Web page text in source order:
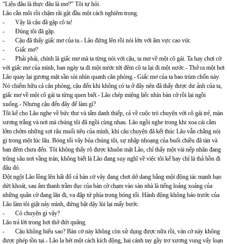
“Liệu đâu là thực đâu là mơ?” Tôi tự hỏi.
Lão cắn môi rồi chậm rãi gật đầu một cách nghiêm trọng.
- Vậy là cậu đã gặp cô ta!
- Đúng tôi đã gặp.
- Cậu đã thấy giấc mơ của ta.- Lão đứng lên rồi nói lớn với âm vực cao vút.
- Giấc mơ?
- Phải phải, chính là giấc mơ mà ta từng nói với cậu, ta mơ về một cô gái. Ta hay chơi cờ
với giấc mơ của mình, ban ngày ta đi một nước tới đêm cô ta lại đi một nước.- Thở ra một hơi
Lão quay lại gương mặt sần sùi nhìn quanh căn phòng.- Giấc mơ của ta bao trùm chốn này.
Nó chiếm hữu cả căn phòng, cậu đến khi không có ta ở đây nên đã thấy được dư ảnh của ta,
giấc mơ về một cô gái ta từng quen biết.- Lão chép miệng liếc nhìn bàn cờ rồi lại ngồi
xuống.- Nhưng cậu đến đây để làm gì?
Tôi kể cho Lão nghe về bức thư và tấm danh thiếp, cả về cuộc trò chuyện với cô gái trẻ, màn
sương trắng và nơi mà chúng tôi đã ngồi cùng nhau. Lão ngồi nghe trong khi xoa cái cằm
lởm chởm những sợi râu muối tiêu của mình, khi câu chuyện đã kết thúc Lão vẫn chẳng nói
gì trong một lúc lâu. Bóng tối vây bủa chúng tôi, sự nhập nhoạng của buổi chiều đã tàn và
ban đêm chưa đến. Tôi không thấy rõ được khuôn mặt Lão, chỉ thấy một vài nếp nhăn đang
trũng sâu nơi vầng trán, không biết là Lão đang suy nghĩ về việc tôi kể hay chỉ là thả hồn đi
đâu đó.
Đột ngột Lão lồng lên hất đổ cả bàn cờ vây đang chơi dở dang bằng một động tác mạnh bạo
dứt khoát, sau âm thanh trầm đục của bàn cờ chạm vào sàn nhà là tiếng loảng xoảng của
những quân cờ đang lăn đi, va đập tứ phía trong bóng tối. Hành động không báo trước của
Lão làm tôi giật nảy mình, đứng bật dậy lùi lại mấy bước.
- Có chuyện gì vậy?
Lão trả lời trong hơi thở đứt quãng.
- Cậu không hiểu sao? Bàn cờ này không còn sử dụng được nữa rồi, ván cờ này không
được phép tồn tại.- Lão la hét một cách kích động, hai cánh tay gầy trơ xương vung vẩy loạn